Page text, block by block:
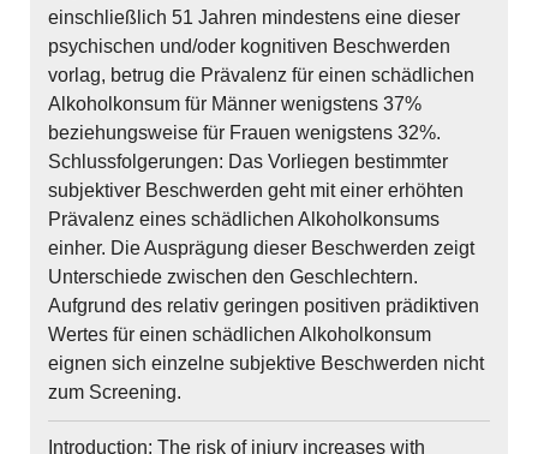
einschließlich 51 Jahren mindestens eine dieser
psychischen und/oder kognitiven Beschwerden
vorlag, betrug die Prävalenz für einen schädlichen
Alkoholkonsum für Männer wenigstens 37%
beziehungsweise für Frauen wenigstens 32%.
Schlussfolgerungen: Das Vorliegen bestimmter
subjektiver Beschwerden geht mit einer erhöhten
Prävalenz eines schädlichen Alkoholkonsums
einher. Die Ausprägung dieser Beschwerden zeigt
Unterschiede zwischen den Geschlechtern.
Aufgrund des relativ geringen positiven prädiktiven
Wertes für einen schädlichen Alkoholkonsum
eignen sich einzelne subjektive Beschwerden nicht
zum Screening.
Introduction: The risk of injury increases with